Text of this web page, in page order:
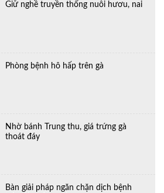
Giữ nghề truyền thống nuôi hươu, nai
Phòng bệnh hô hấp trên gà
Nhờ bánh Trung thu, giá trứng gà
thoát đáy
Bàn giải pháp ngăn chặn dịch bệnh